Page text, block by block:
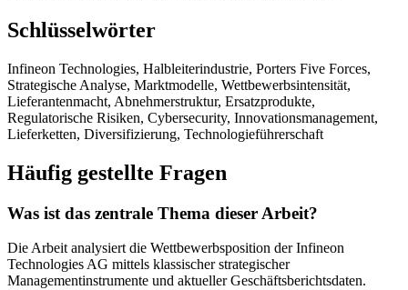
Schlüsselwörter
Infineon Technologies, Halbleiterindustrie, Porters Five Forces,
Strategische Analyse, Marktmodelle, Wettbewerbsintensität,
Lieferantenmacht, Abnehmerstruktur, Ersatzprodukte,
Regulatorische Risiken, Cybersecurity, Innovationsmanagement,
Lieferketten, Diversifizierung, Technologieführerschaft
Häufig gestellte Fragen
Was ist das zentrale Thema dieser Arbeit?
Die Arbeit analysiert die Wettbewerbsposition der Infineon
Technologies AG mittels klassischer strategischer
Managementinstrumente und aktueller Geschäftsberichtsdaten.